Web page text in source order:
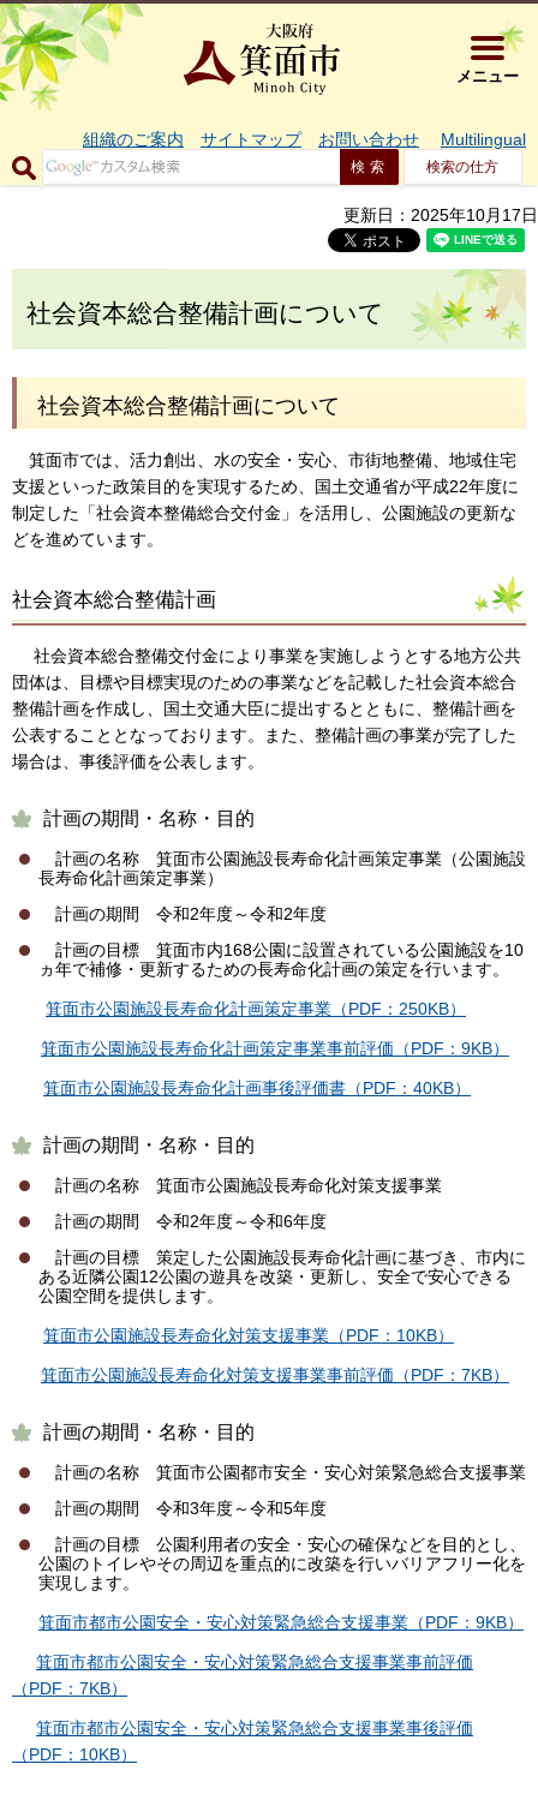
大阪府箕
メニュー
組織のご案内 サイトマップ お問い合わせ Multilingual
検索の仕方
更新日：2025年10月17日
社会資本総合整備計画について
社会資本総合整備計画について
箕面市では、活力創出、水の安全・安心、市街地整備、地域住宅
支援といった政策目的を実現するため、国土交通省が平成22年度に
制定した「社会資本整備総合交付金」を活用し、公園施設の更新な
どを進めています。
社会資本総合整備計画
社会資本総合整備交付金により事業を実施しようとする地方公共
団体は、目標や目標実現のための事業などを記載した社会資本総合
整備計画を作成し、国土交通大臣に提出するとともに、整備計画を
公表することとなっております。また、整備計画の事業が完了した
場合は、事後評価を公表します。
計画の期間・名称・目的
計画の名称 箕面市公園施設長寿命化計画策定事業（公園施設
長寿命化計画策定事業）
計画の期間 令和2年度～令和2年度
計画の目標 箕面市内168公園に設置されている公園施設を10
ヵ年で補修・更新するための長寿命化計画の策定を行います。
箕面市公園施設長寿命化計画策定事業（PDF：250KB）
箕面市公園施設長寿命化計画策定事業事前評価（PDF：9KB）
箕面市公園施設長寿命化計画事後評価書（PDF：40KB）
計画の期間・名称・目的
計画の名称 箕面市公園施設長寿命化対策支援事業
計画の期間 令和2年度～令和6年度
計画の目標 策定した公園施設長寿命化計画に基づき、市内に
ある近隣公園12公園の遊具を改築・更新し、安全で安心できる
公園空間を提供します。
箕面市公園施設長寿命化対策支援事業（PDF：10KB）
箕面市公園施設長寿命化対策支援事業事前評価（PDF：7KB）
計画の期間・名称・目的
計画の名称 箕面市公園都市安全・安心対策緊急総合支援事業
計画の期間 令和3年度～令和5年度
計画の目標 公園利用者の安全・安心の確保などを目的とし、
公園のトイレやその周辺を重点的に改築を行いバリアフリー化を
実現します。
箕面市都市公園安全・安心対策緊急総合支援事業（PDF：9KB）
箕面市都市公園安全・安心対策緊急総合支援事業事前評価
（PDF：7KB）
箕面市都市公園安全・安心対策緊急総合支援事業事後評価
（PDF：10KB）